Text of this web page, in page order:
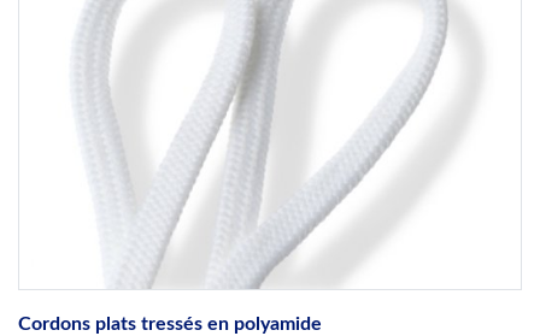
Cordons plats tressés en polyamide